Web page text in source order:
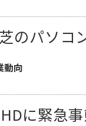
のパソ
動向
に緊急